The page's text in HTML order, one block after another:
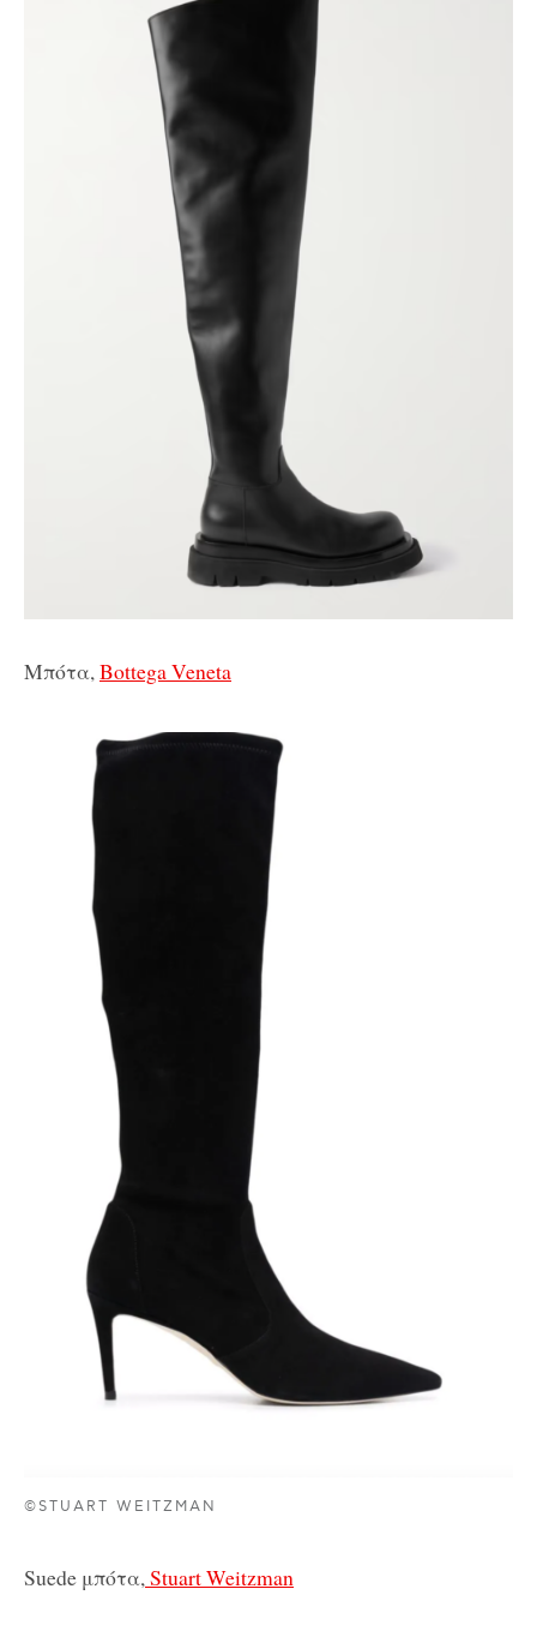
Μπότα, Bottega Veneta
©STUART WEITZMAN
Suede μπότα, Stuart Weitzman